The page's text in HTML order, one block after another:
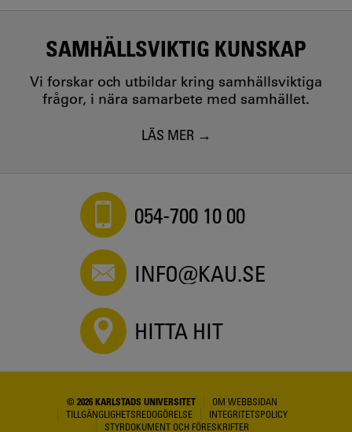
SAMHÄLLSVIKTIG KUNSKAP
Vi forskar och utbildar kring samhällsviktiga
frågor, i nära samarbete med samhället.
LÄS MER
054-700 10 00
INFO@KAU.SE
HITTA HIT
© 2026 KARLSTADS UNIVERSITET
OM WEBBSIDAN
TILLGÄNGLIGHETSREDOGÖRELSE
INTEGRITETSPOLICY
STYRDOKUMENT OCH FÖRESKRIFTER